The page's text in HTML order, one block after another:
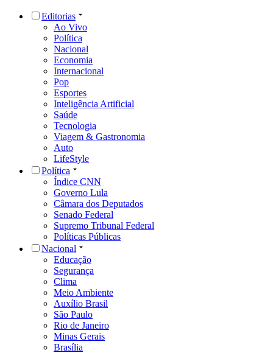
Editorias
Ao Vivo
Política
Nacional
Economia
Internacional
Pop
Esportes
Inteligência Artificial
Saúde
Tecnologia
Viagem & Gastronomia
Auto
LifeStyle
Política
Índice CNN
Governo Lula
Câmara dos Deputados
Senado Federal
Supremo Tribunal Federal
Políticas Públicas
Nacional
Educação
Segurança
Clima
Meio Ambiente
Auxílio Brasil
São Paulo
Rio de Janeiro
Minas Gerais
Brasília